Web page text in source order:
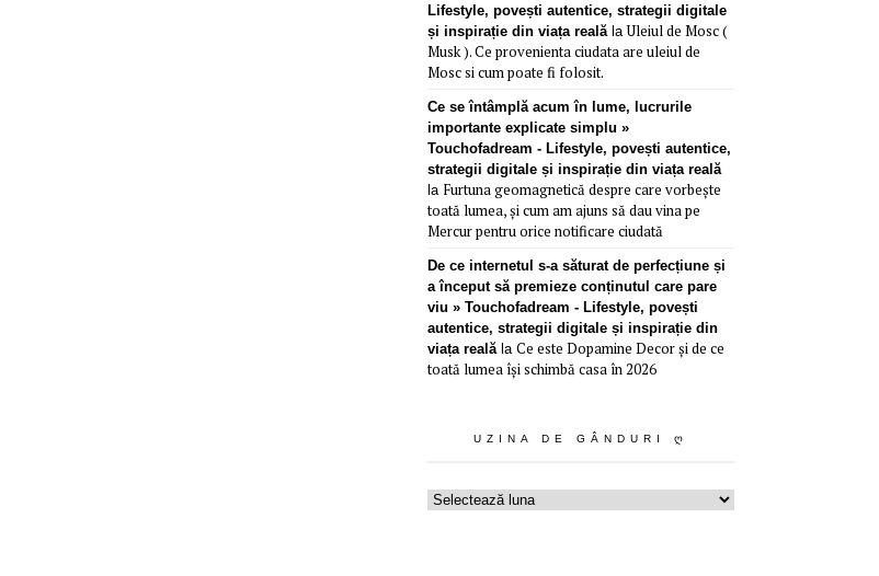
Lifestyle, povești autentice, strategii digitale
și inspirație din viața reală laUleiul de Mosc (
Musk ). Ce provenienta ciudata are uleiul de
Mosc si cum poate fi folosit.
Ce se întâmplă acum în lume, lucrurile
importante explicate simplu »
Touchofadream - Lifestyle, povești autentice,
strategii digitale și inspirație din viața reală
la Furtuna geomagnetică despre care vorbește
toată lumea, și cum am ajuns să dau vina pe
Mercur pentru orice notificare ciudată
De ce internetul s-a săturat de perfecțiune și
a început să premieze conținutul care pare
viu » Touchofadream - Lifestyle, povești
autentice, strategii digitale și inspirație din
viața reală la Ce este Dopamine Decor și de ce
toată lumea își schimbă casa în 2026
UZINA DE GÂNDURI Ღ
Uzina